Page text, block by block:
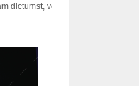
dictumst, vel amet tincidunt